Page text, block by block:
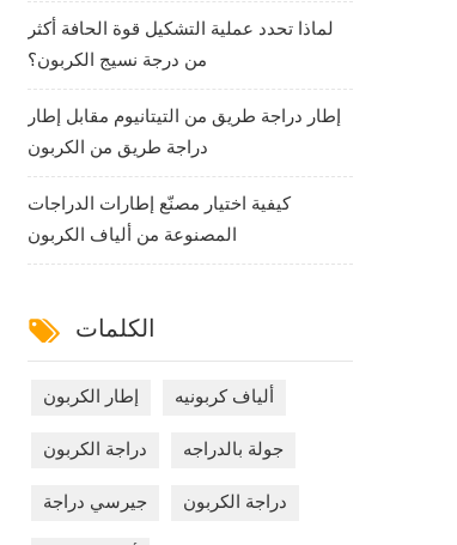
لماذا تحدد عملية التشكيل قوة الحافة أكثر
من درجة نسيج الكربون؟
إطار دراجة طريق من التيتانيوم مقابل إطار
دراجة طريق من الكربون
كيفية اختيار مصنّع إطارات الدراجات
المصنوعة من ألياف الكربون
الكلمات
إطار الكربون ألياف كربونيه
دراجة الكربون جولة بالدراجه
جيرسي دراجة دراجة الكربون